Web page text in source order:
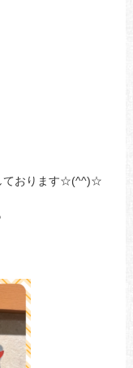
ております☆(^^)☆